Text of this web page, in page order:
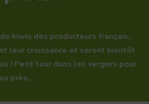
kiwis des producteurs français,
leur croissance et seront bientôt
! Petit tour dans les vergers pour
près…